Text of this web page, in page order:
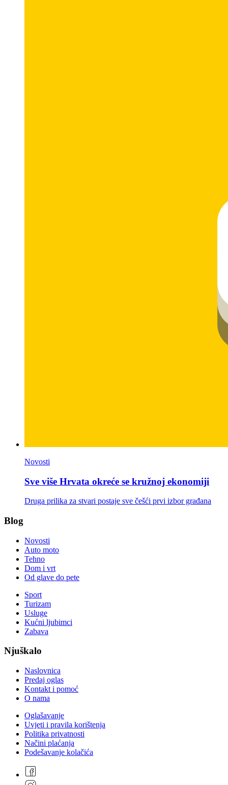
Novosti
Sve više Hrvata okreće se kružnoj ekonomiji
Druga prilika za stvari postaje sve češći prvi izbor građana
Blog
Novosti
Auto moto
Tehno
Dom i vrt
Od glave do pete
Sport
Turizam
Usluge
Kućni ljubimci
Zabava
Njuškalo
Naslovnica
Predaj oglas
Kontakt i pomoć
O nama
Oglašavanje
Uvjeti i pravila korištenja
Politika privatnosti
Načini plaćanja
Podešavanje kolačića